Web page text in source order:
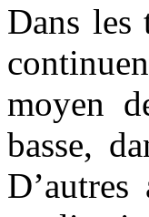
Dans les
moyen
basse,